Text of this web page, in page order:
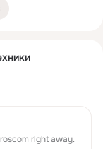
right away.